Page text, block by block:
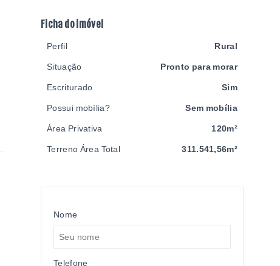
Ficha do imóvel
Perfil Rural
Situação Pronto para morar
Escriturado Sim
Possui mobília? Sem mobília
Área Privativa 120m²
Terreno Área Total 311.541,56m²
Nome
Telefone